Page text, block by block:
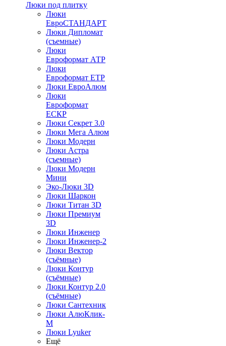
Люки под плитку
Люки
ЕвроСТАНДАРТ
Люки Дипломат
(съемные)
Люки
Евроформат АТР
Люки
Евроформат ЕТР
Люки ЕвроАлюм
Люки
Евроформат
ЕСКР
Люки Секрет 3.0
Люки Мега Алюм
Люки Модерн
Люки Астра
(съемные)
Люки Модерн
Мини
Эко-Люки 3D
Люки Шаркон
Люки Титан 3D
Люки Премиум
3D
Люки Инженер
Люки Инженер-2
Люки Вектор
(съёмные)
Люки Контур
(съёмные)
Люки Контур 2.0
(съёмные)
Люки Сантехник
Люки АлюКлик-
М
Люки Lyuker
Ещё